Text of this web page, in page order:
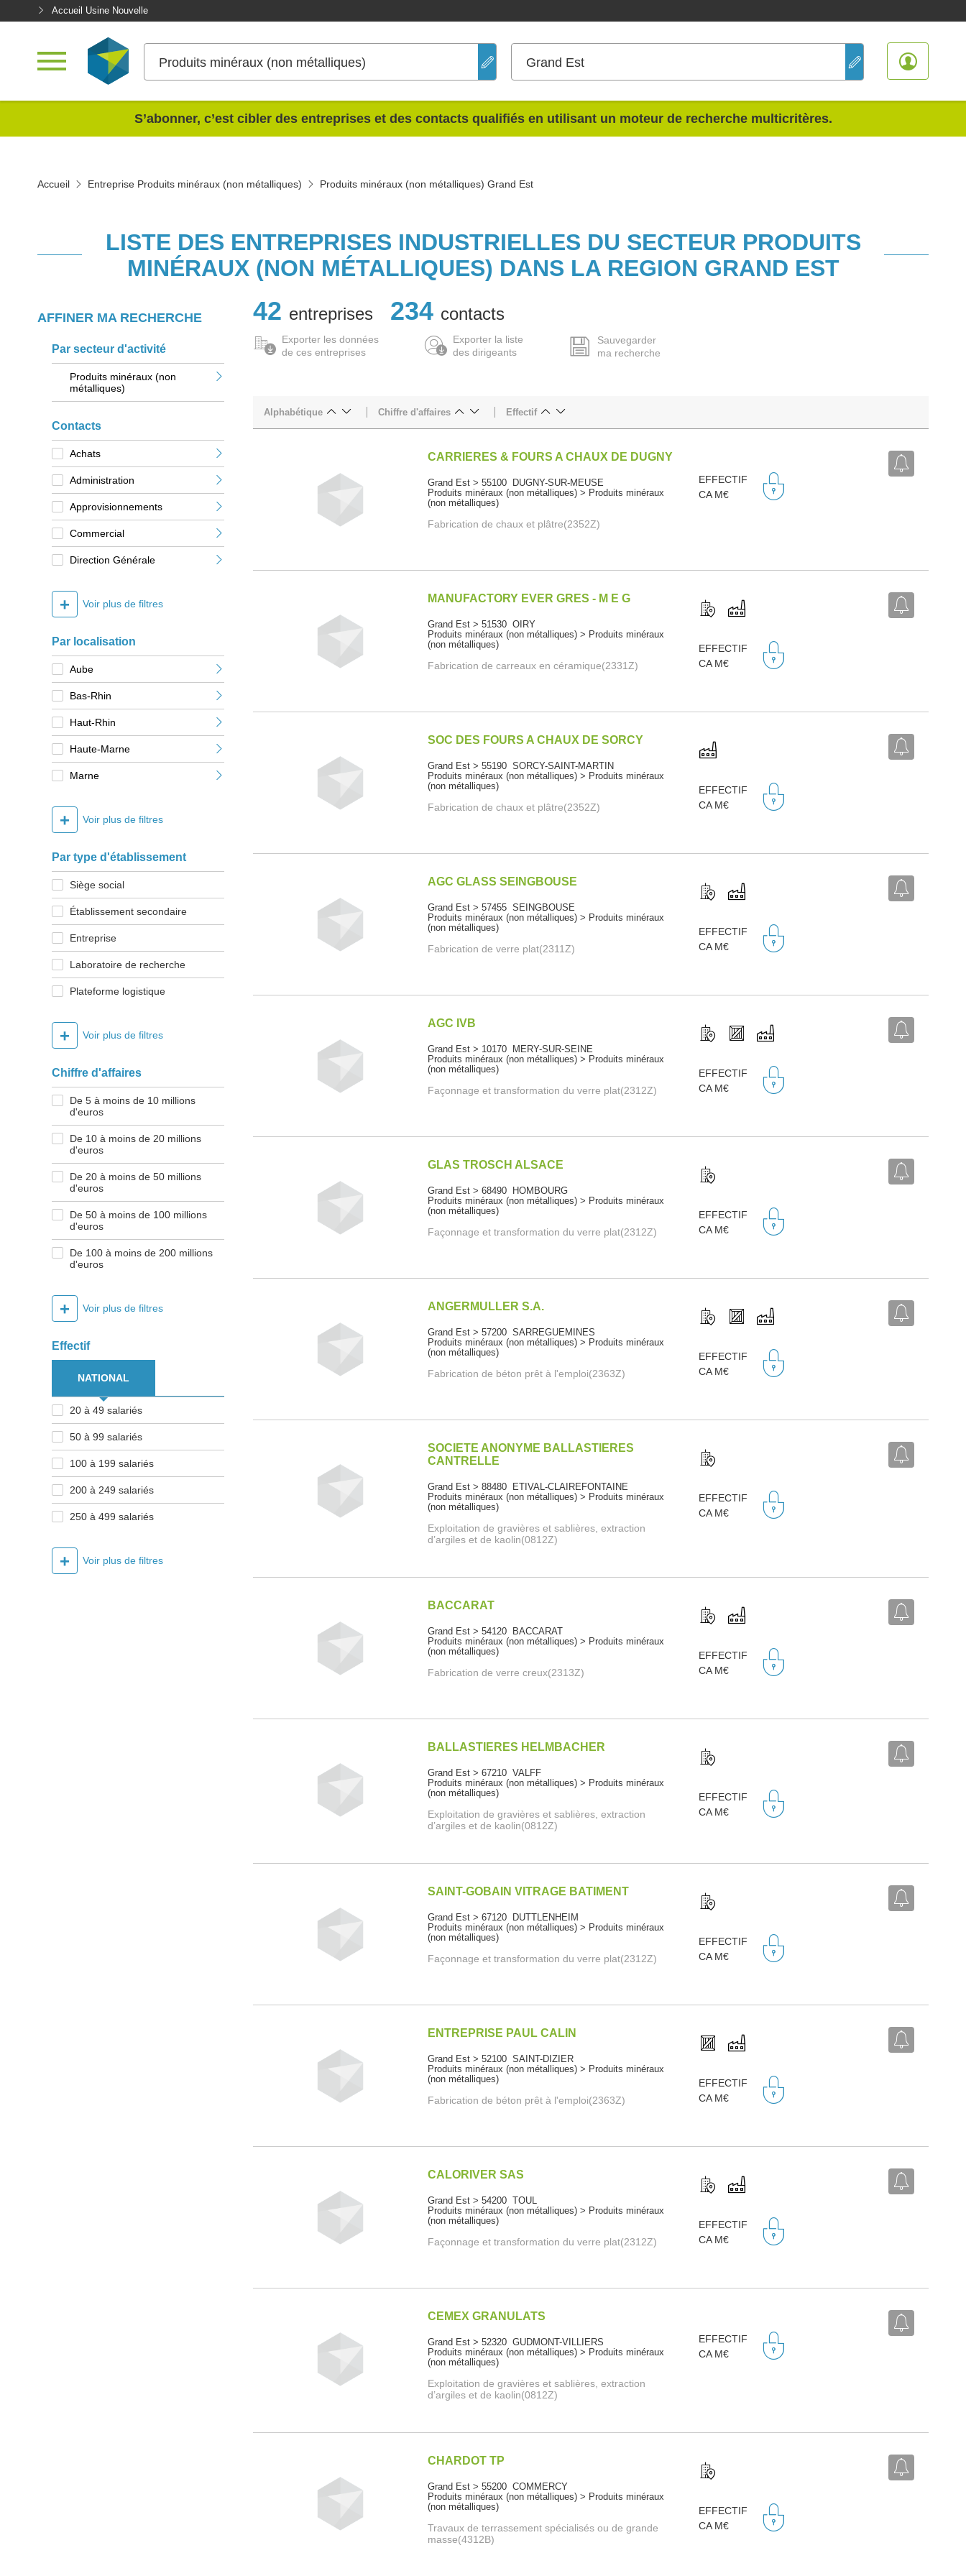
Accueil Usine Nouvelle
Produits minéraux (non métalliques) Grand Est
S’abonner, c’est cibler des entreprises et des contacts qualifiés en utilisant un moteur de recherche multicritères.
Accueil Entreprise Produits minéraux (non métalliques) Produits minéraux (non métalliques) Grand Est
LISTE DES ENTREPRISES INDUSTRIELLES DU SECTEUR PRODUITS
MINÉRAUX (NON MÉTALLIQUES) DANS LA REGION GRAND EST
AFFINER MA RECHERCHE
Par secteur d'activité
Produits minéraux (non
métalliques)
Contacts
Achats
Administration
Approvisionnements
Commercial
Direction Générale
+ Voir plus de filtres
Par localisation
Aube
Bas-Rhin
Haut-Rhin
Haute-Marne
Marne
+ Voir plus de filtres
Par type d'établissement
Siège social
Établissement secondaire
Entreprise
Laboratoire de recherche
Plateforme logistique
+ Voir plus de filtres
Chiffre d'affaires
De 5 à moins de 10 millions
d'euros
De 10 à moins de 20 millions
d'euros
De 20 à moins de 50 millions
d'euros
De 50 à moins de 100 millions
d'euros
De 100 à moins de 200 millions
d'euros
+ Voir plus de filtres
Effectif
NATIONAL
20 à 49 salariés
50 à 99 salariés
100 à 199 salariés
200 à 249 salariés
250 à 499 salariés
+ Voir plus de filtres
42 entreprises 234 contacts
Exporter les données
de ces entreprises
Exporter la liste
des dirigeants
Sauvegarder
ma recherche
Alphabétique Chiffre d'affaires Effectif
CARRIERES & FOURS A CHAUX DE DUGNY
Grand Est > 55100 DUGNY-SUR-MEUSE
Produits minéraux (non métalliques) > Produits minéraux
(non métalliques)
Fabrication de chaux et plâtre(2352Z)
EFFECTIF
CA M€
MANUFACTORY EVER GRES - M E G
Grand Est > 51530 OIRY
Produits minéraux (non métalliques) > Produits minéraux
(non métalliques)
Fabrication de carreaux en céramique(2331Z)
EFFECTIF
CA M€
SOC DES FOURS A CHAUX DE SORCY
Grand Est > 55190 SORCY-SAINT-MARTIN
Produits minéraux (non métalliques) > Produits minéraux
(non métalliques)
Fabrication de chaux et plâtre(2352Z)
EFFECTIF
CA M€
AGC GLASS SEINGBOUSE
Grand Est > 57455 SEINGBOUSE
Produits minéraux (non métalliques) > Produits minéraux
(non métalliques)
Fabrication de verre plat(2311Z)
EFFECTIF
CA M€
AGC IVB
Grand Est > 10170 MERY-SUR-SEINE
Produits minéraux (non métalliques) > Produits minéraux
(non métalliques)
Façonnage et transformation du verre plat(2312Z)
EFFECTIF
CA M€
GLAS TROSCH ALSACE
Grand Est > 68490 HOMBOURG
Produits minéraux (non métalliques) > Produits minéraux
(non métalliques)
Façonnage et transformation du verre plat(2312Z)
EFFECTIF
CA M€
ANGERMULLER S.A.
Grand Est > 57200 SARREGUEMINES
Produits minéraux (non métalliques) > Produits minéraux
(non métalliques)
Fabrication de béton prêt à l'emploi(2363Z)
EFFECTIF
CA M€
SOCIETE ANONYME BALLASTIERES
CANTRELLE
Grand Est > 88480 ETIVAL-CLAIREFONTAINE
Produits minéraux (non métalliques) > Produits minéraux
(non métalliques)
Exploitation de gravières et sablières, extraction
d’argiles et de kaolin(0812Z)
EFFECTIF
CA M€
BACCARAT
Grand Est > 54120 BACCARAT
Produits minéraux (non métalliques) > Produits minéraux
(non métalliques)
Fabrication de verre creux(2313Z)
EFFECTIF
CA M€
BALLASTIERES HELMBACHER
Grand Est > 67210 VALFF
Produits minéraux (non métalliques) > Produits minéraux
(non métalliques)
Exploitation de gravières et sablières, extraction
d’argiles et de kaolin(0812Z)
EFFECTIF
CA M€
SAINT-GOBAIN VITRAGE BATIMENT
Grand Est > 67120 DUTTLENHEIM
Produits minéraux (non métalliques) > Produits minéraux
(non métalliques)
Façonnage et transformation du verre plat(2312Z)
EFFECTIF
CA M€
ENTREPRISE PAUL CALIN
Grand Est > 52100 SAINT-DIZIER
Produits minéraux (non métalliques) > Produits minéraux
(non métalliques)
Fabrication de béton prêt à l'emploi(2363Z)
EFFECTIF
CA M€
CALORIVER SAS
Grand Est > 54200 TOUL
Produits minéraux (non métalliques) > Produits minéraux
(non métalliques)
Façonnage et transformation du verre plat(2312Z)
EFFECTIF
CA M€
CEMEX GRANULATS
Grand Est > 52320 GUDMONT-VILLIERS
Produits minéraux (non métalliques) > Produits minéraux
(non métalliques)
Exploitation de gravières et sablières, extraction
d’argiles et de kaolin(0812Z)
EFFECTIF
CA M€
CHARDOT TP
Grand Est > 55200 COMMERCY
Produits minéraux (non métalliques) > Produits minéraux
(non métalliques)
Travaux de terrassement spécialisés ou de grande
masse(4312B)
EFFECTIF
CA M€